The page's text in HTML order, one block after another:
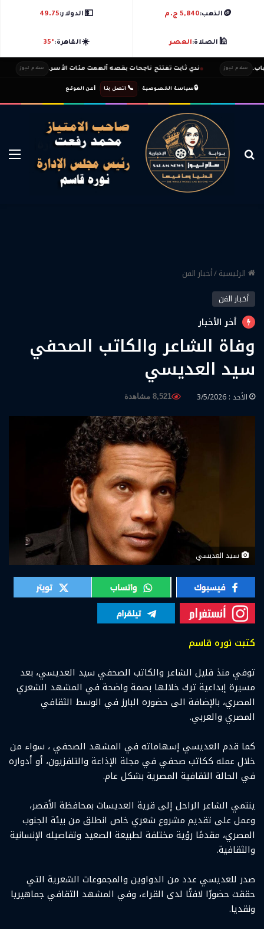
🪙 الذهب:5,840 ج.م 💵 الدولار:49.75
🕌 الصلاة:العصر ☀️القاهرة:35°
سلام نيوز ندي ثابت تفتتح ناجحات بقصه ألهمت مئات الأسر. سلام نيوز
🔒سياسة الخصوصية 📞 اتصل بنا ℹ️عن الموقع
بحث عن
الرئيسية/أخبار الفن
أخبار الفن
أخر الأخبار
وفاة الشاعر والكاتب الصحفي
سيد العديسي
الأحد : 3/5/2026 8,521 مشاهدة
سيد العديسي
كتبت نوره قاسم
توفي منذ قليل الشاعر والكاتب الصحفي سيد العديسي، بعد
مسيرة إبداعية ترك خلالها بصمة واضحة في المشهد الشعري
المصري، بالإضافة الى حضوره البارز في الوسط الثقافي
المصري والعربي.
كما قدم العديسي إسهاماته في المشهد الصحفي ، سواء من
خلال عمله ككاتب صحفي في مجلة الإذاعة والتلفزيون، أو أدواره
في الحالة الثقافية المصرية بشكل عام.
ينتمي الشاعر الراحل إلى قرية العديسات بمحافظة الأقصر،
وعمل على تقديم مشروع شعري خاص انطلق من بيئة الجنوب
المصري، مقدمًا رؤية مختلفة لطبيعة الصعيد وتفاصيله الإنسانية
والثقافية.
صدر للعديسي عدد من الدواوين والمجموعات الشعرية التي
حققت حضورًا لافتًا لدى القراء، وفي المشهد الثقافي جماهيريا
ونقديا.